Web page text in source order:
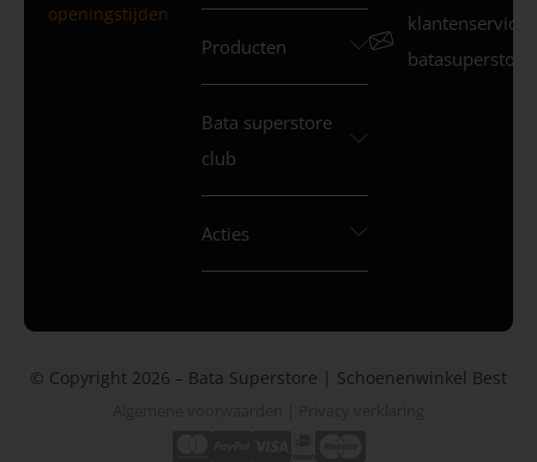
openingstijden
Producten
Bata superstore
club
Acties
© Copyright 2026 – Bata Superstore | Schoenenwinkel Best